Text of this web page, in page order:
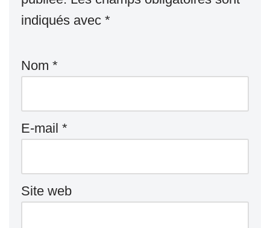
indiqués avec *
Nom *
E-mail *
Site web